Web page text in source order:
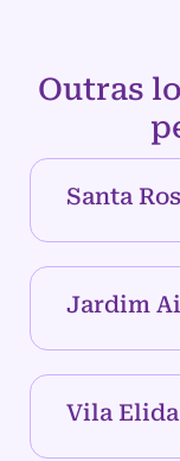
Outras
Santa
Jardim
Vila Elida